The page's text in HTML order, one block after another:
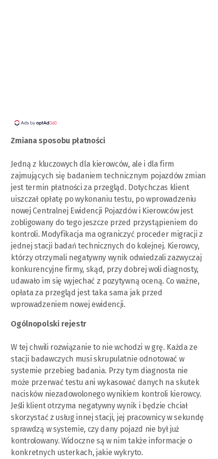
Zmiana sposobu płatności
Jedną z kluczowych dla kierowców, ale i dla firm
zajmujących się badaniem technicznym pojazdów zmian
jest termin płatności za przegląd. Dotychczas klient
uiszczał opłatę po wykonaniu testu, po wprowadzeniu
nowej Centralnej Ewidencji Pojazdów i Kierowców jest
zobligowany do tego jeszcze przed przystąpieniem do
kontroli. Modyfikacja ma ograniczyć proceder migracji z
jednej stacji badań technicznych do kolejnej. Kierowcy,
którzy otrzymali negatywny wynik odwiedzali zazwyczaj
konkurencyjne firmy, skąd, przy dobrej woli diagnosty,
udawało im się wyjechać z pozytywną oceną. Co ważne,
opłata za przegląd jest taka sama jak przed
wprowadzeniem nowej ewidencji.
Ogólnopolski rejestr
W tej chwili rozwiązanie to nie wchodzi w grę. Każda ze
stacji badawczych musi skrupulatnie odnotować w
systemie przebieg badania. Przy tym diagnosta nie
może przerwać testu ani wykasować danych na skutek
nacisków niezadowolonego wynikiem kontroli kierowcy.
Jeśli klient otrzyma negatywny wynik i będzie chciał
skorzystać z usług innej stacji, jej pracownicy w sekundę
sprawdzą w systemie, czy dany pojazd nie był już
kontrolowany. Widoczne są w nim także informacje o
konkretnych usterkach, jakie wykryto.